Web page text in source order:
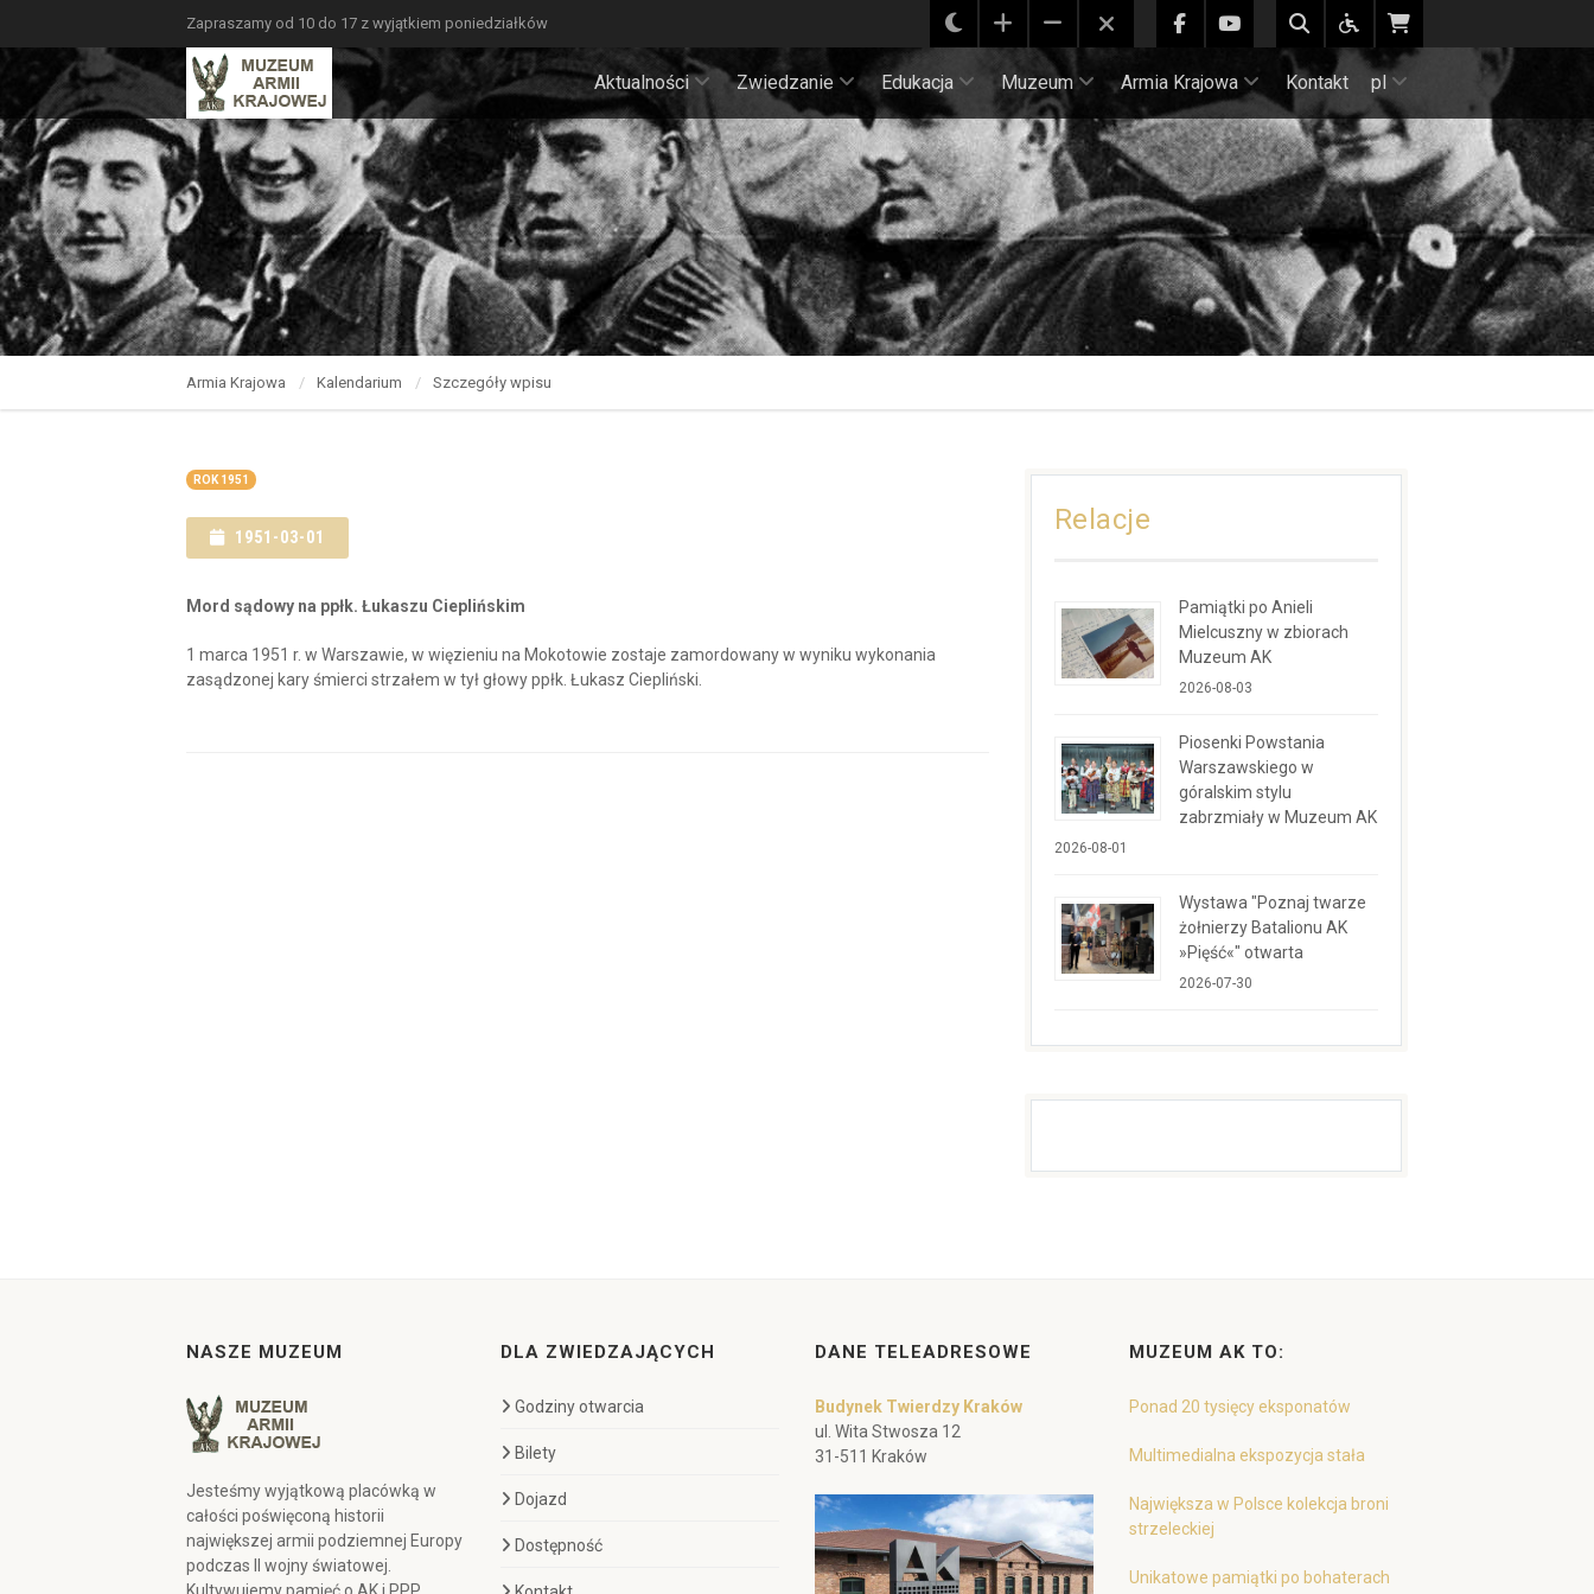
Zapraszamy od 10 do 17 z wyjątkiem poniedziałków
Aktualności Zwiedzanie Edukacja Muzeum Armia Krajowa Kontakt pl
Armia Krajowa Kalendarium Szczegóły wpisu
ROK 1951
1951-03-01
Mord sądowy na ppłk. Łukaszu Cieplińskim
1 marca 1951 r. w Warszawie, w więzieniu na Mokotowie zostaje zamordowany w wyniku wykonania
zasądzonej kary śmierci strzałem w tył głowy ppłk. Łukasz Ciepliński.
Relacje
Pamiątki po Anieli
Mielcuszny w zbiorach
Muzeum AK
2026-08-03
Piosenki Powstania
Warszawskiego w
góralskim stylu
zabrzmiały w Muzeum AK
2026-08-01
Wystawa "Poznaj twarze
żołnierzy Batalionu AK
»Pięść«" otwarta
2026-07-30
NASZE MUZEUM
Jesteśmy wyjątkową placówką w
całości poświęconą historii
największej armii podziemnej Europy
podczas II wojny światowej.
DLA ZWIEDZAJĄCYCH
Godziny otwarcia
Bilety
Dojazd
Dostępność
DANE TELEADRESOWE
Budynek Twierdzy Kraków
ul. Wita Stwosza 12
31-511 Kraków
MUZEUM AK TO:
Ponad 20 tysięcy eksponatów
Multimedialna ekspozycja stała
Największa w Polsce kolekcja broni
strzeleckiej
Unikatowe pamiątki po bohaterach